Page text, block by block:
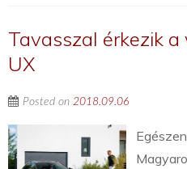
Tavasszal érkezik
UX
Posted on 2018.09.06